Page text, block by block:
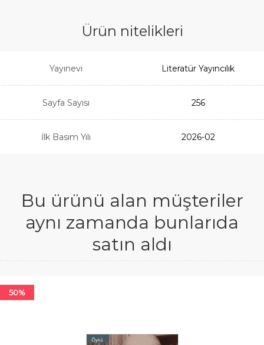
Ürün nitelikleri
Yayınevi Literatür Yayıncılık
Sayfa Sayısı 256
İlk Basım Yılı 2026-02
Bu ürünü alan müşteriler
aynı zamanda bunlarıda
satın aldı
50%